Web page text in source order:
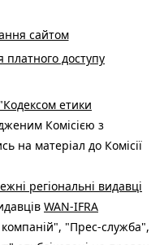
сайтом
доступу
"Кодексом етики
Комісією з
на матеріал до Комісії
регіональні видавці
WAN-IFRA
"Прес-служба",